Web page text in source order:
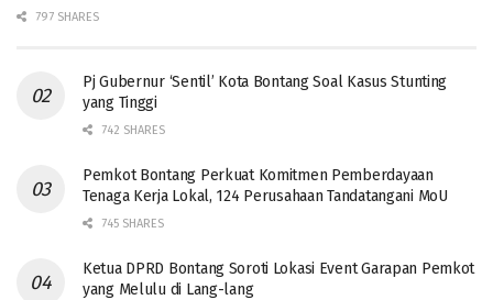
797 SHARES
Pj Gubernur ‘Sentil’ Kota Bontang Soal Kasus Stunting
yang Tinggi
742 SHARES
Pemkot Bontang Perkuat Komitmen Pemberdayaan
Tenaga Kerja Lokal, 124 Perusahaan Tandatangani MoU
745 SHARES
Ketua DPRD Bontang Soroti Lokasi Event Garapan Pemkot
yang Melulu di Lang-lang